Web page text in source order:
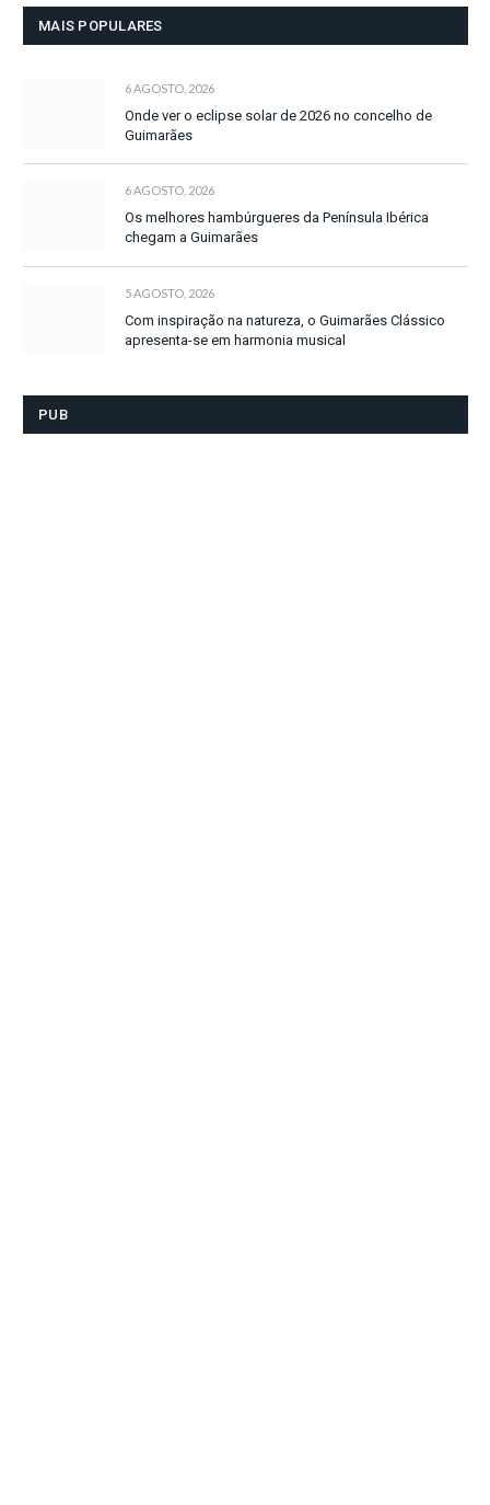
MAIS POPULARES
6 AGOSTO, 2026
Onde ver o eclipse solar de 2026 no concelho de
Guimarães
6 AGOSTO, 2026
Os melhores hambúrgueres da Península Ibérica
chegam a Guimarães
5 AGOSTO, 2026
Com inspiração na natureza, o Guimarães Clássico
apresenta-se em harmonia musical
PUB